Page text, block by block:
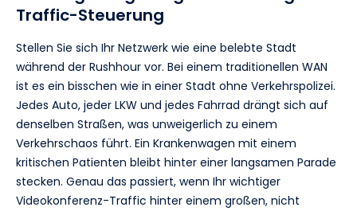
Traffic-Steuerung
Stellen Sie sich Ihr Netzwerk wie eine belebte Stadt
während der Rushhour vor. Bei einem traditionellen WAN
ist es ein bisschen wie in einer Stadt ohne Verkehrspolizei.
Jedes Auto, jeder LKW und jedes Fahrrad drängt sich auf
denselben Straßen, was unweigerlich zu einem
Verkehrschaos führt. Ein Krankenwagen mit einem
kritischen Patienten bleibt hinter einer langsamen Parade
stecken. Genau das passiert, wenn Ihr wichtiger
Videokonferenz-Traffic hinter einem großen, nicht